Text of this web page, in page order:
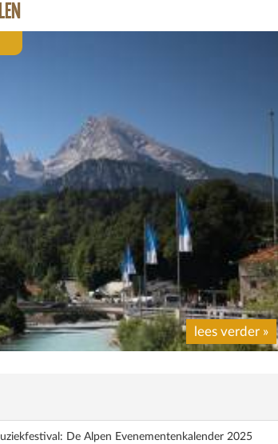
lees verder »
De Alpen Evenementenkalender 2025